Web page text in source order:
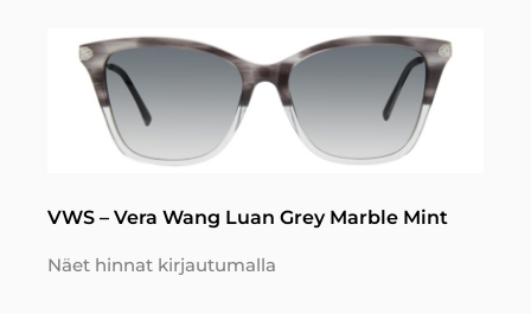
VWS – Vera Wang Luan Grey Marble Mint
Näet hinnat kirjautumalla